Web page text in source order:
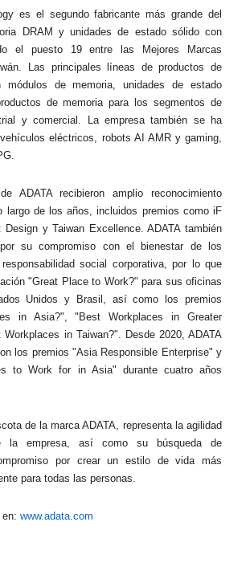
es el segundo fabricante más grande del
DRAM y unidades de estado sólido con
el puesto 19 entre las Mejores Marcas
Las principales líneas de productos de
módulos de memoria, unidades de estado
de memoria para los segmentos de
y comercial. La empresa también se ha
eléctricos, robots AI AMR y gaming,
ADATA recibieron amplio reconocimiento
largo de los años, incluidos premios como iF
Design y Taiwan Excellence. ADATA también
su compromiso con el bienestar de los
social corporativa, por lo que
"Great Place to Work?" para sus oficinas
Unidos y Brasil, así como los premios
in Asia?", "Best Workplaces in Greater
in Taiwan?". Desde 2020, ADATA
los premios "Asia Responsible Enterprise" y
to Work for in Asia" durante cuatro años
de la marca ADATA, representa la agilidad
la empresa, así como su búsqueda de
por crear un estilo de vida más
para todas las personas.
www.adata.com